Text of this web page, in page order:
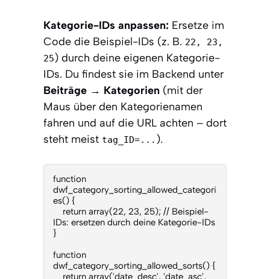
Kategorie-IDs anpassen: Ersetze im
Code die Beispiel-IDs (z. B. 22, 23,
25) durch deine eigenen Kategorie-
IDs. Du findest sie im Backend unter
Beiträge → Kategorien (mit der
Maus über den Kategorienamen
fahren und auf die URL achten – dort
steht meist tag_ID=... ).
function
dwf_category_sorting_allowed_categori
es() {
IDs: ersetzen durch deine Kategorie-IDs
}
function
dwf_category_sorting_allowed_sorts() {